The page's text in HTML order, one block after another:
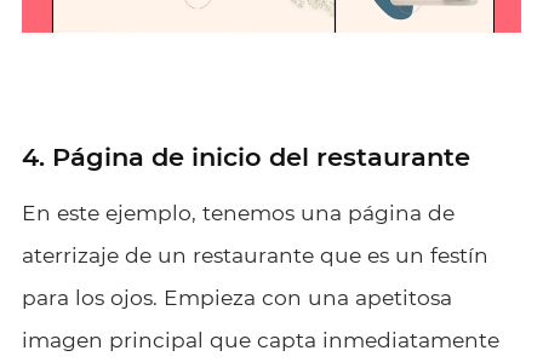
4. Página de inicio del restaurante
En este ejemplo, tenemos una página de
aterrizaje de un restaurante que es un festín
para los ojos. Empieza con una apetitosa
imagen principal que capta inmediatamente